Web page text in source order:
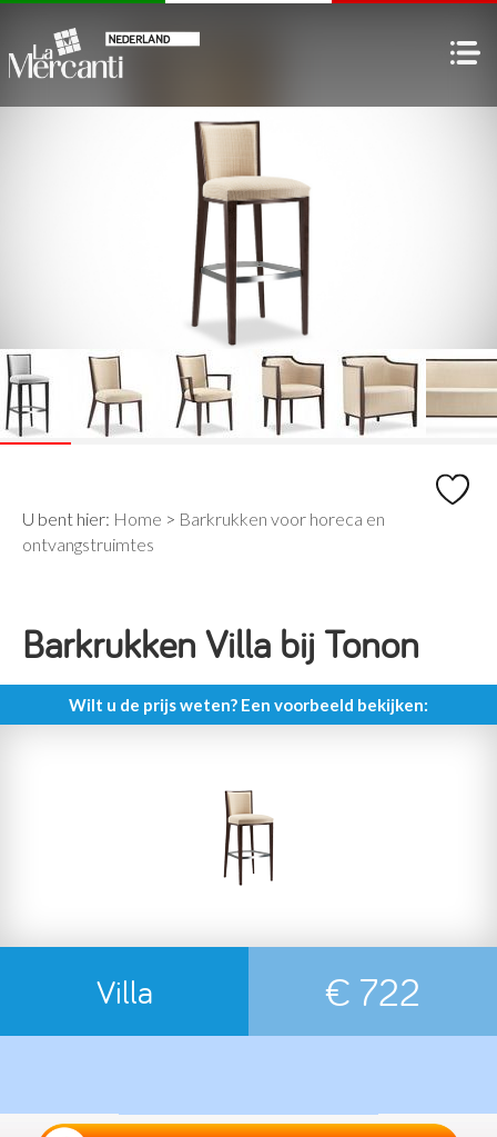
U bent hier: Home > Barkrukken voor horeca en
ontvangstruimtes
Barkrukken Villa bij Tonon
Wilt u de prijs weten? Een voorbeeld bekijken:
Villa € 722